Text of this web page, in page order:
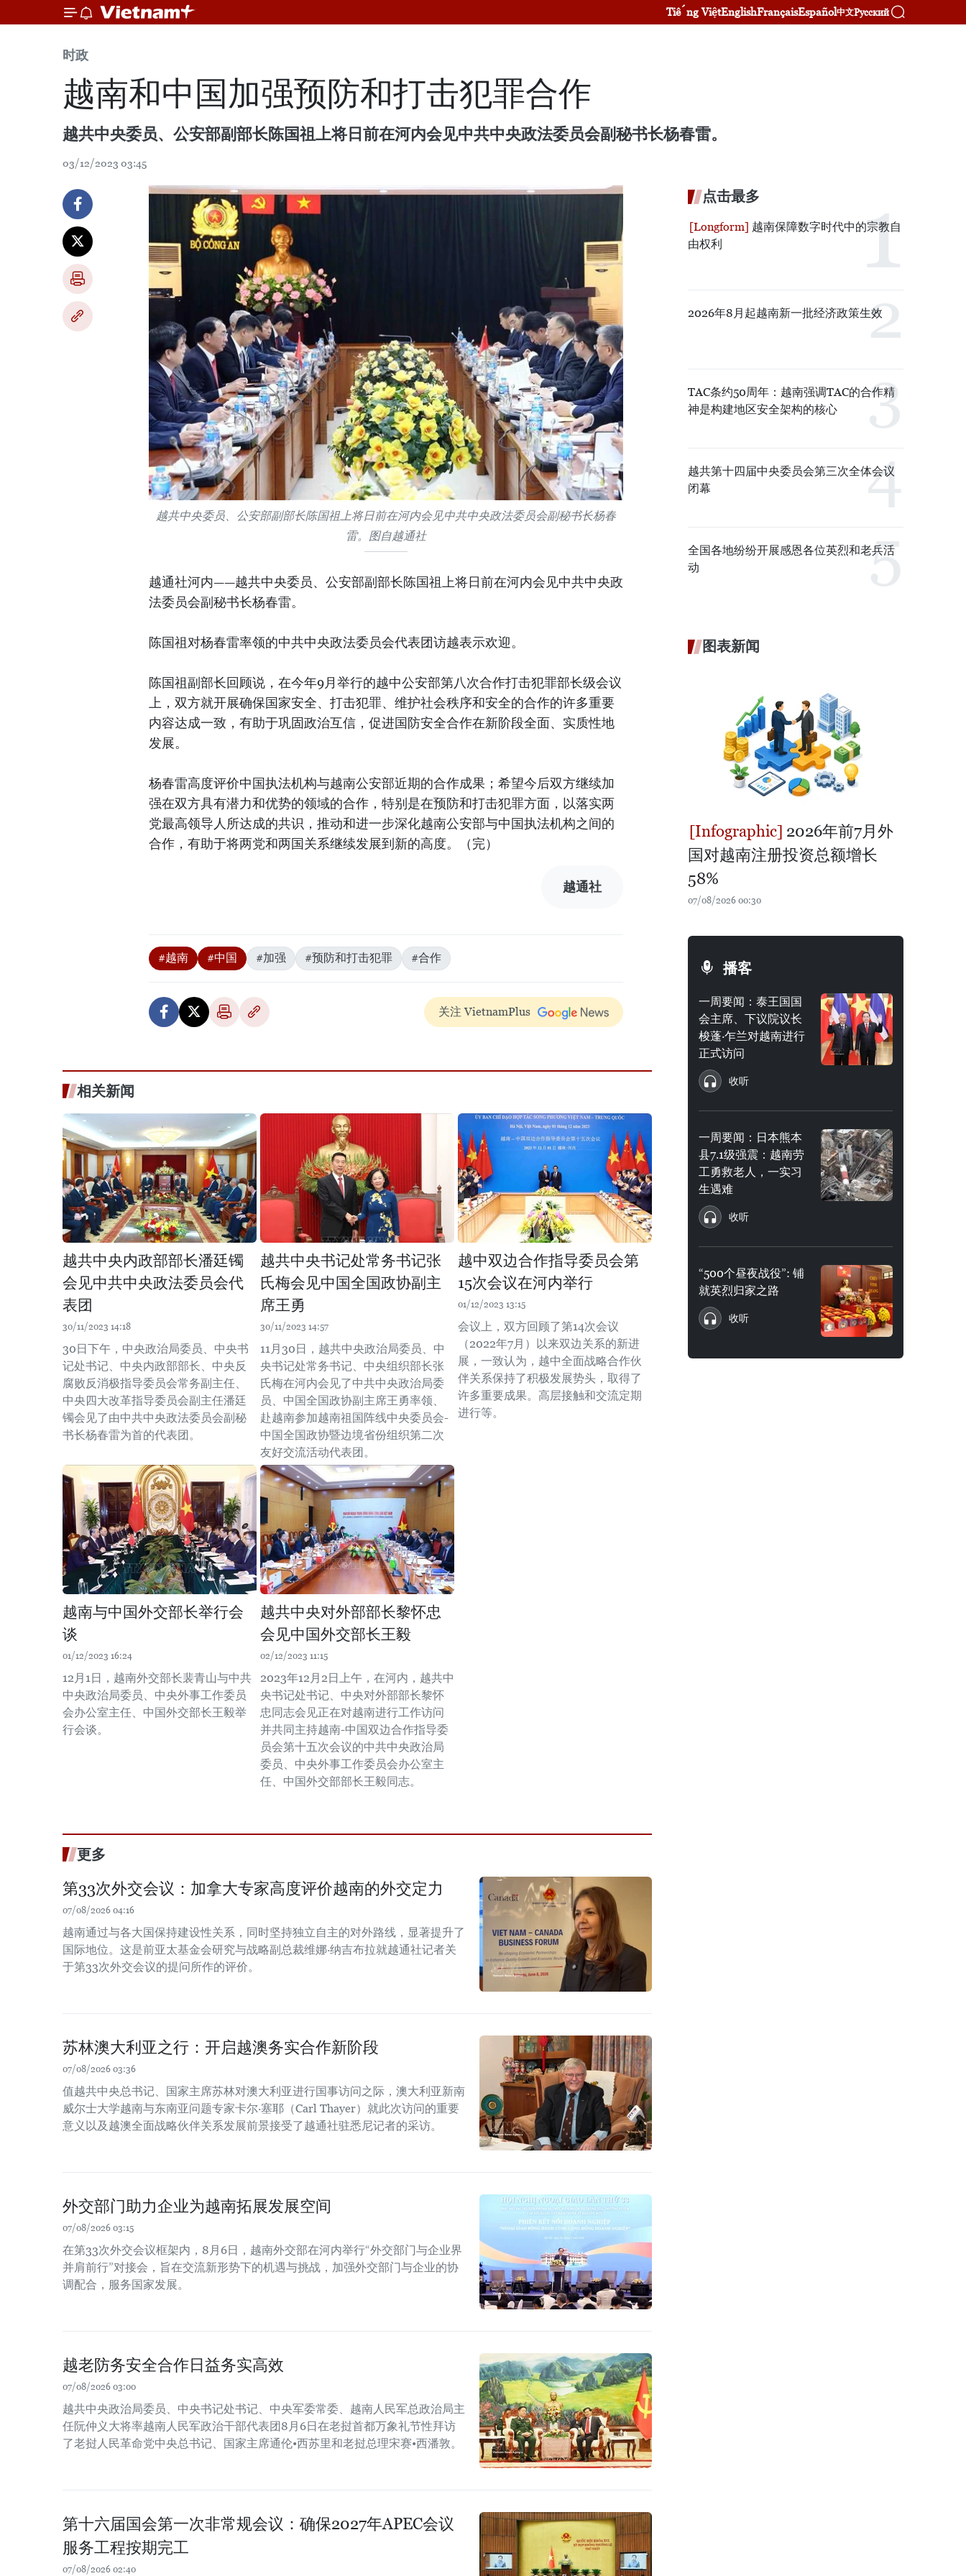
Tiếng ViệtEnglishFrançaisEspañol中文Русский
时政
越南和中国加强预防和打击犯罪合作
越共中央委员、公安部副部长陈国祖上将日前在河内会见中共中央政法委员会副秘书长杨春雷。
03/12/2023 03:45
越共中央委员、公安部副部长陈国祖上将日前在河内会见中共中央政法委员会副秘书长杨春
雷。图自越通社
越通社河内——越共中央委员、公安部副部长陈国祖上将日前在河内会见中共中央政
法委员会副秘书长杨春雷。
陈国祖对杨春雷率领的中共中央政法委员会代表团访越表示欢迎。
陈国祖副部长回顾说，在今年9月举行的越中公安部第八次合作打击犯罪部长级会议
上，双方就开展确保国家安全、打击犯罪、维护社会秩序和安全的合作的许多重要
内容达成一致，有助于巩固政治互信，促进国防安全合作在新阶段全面、实质性地
发展。
杨春雷高度评价中国执法机构与越南公安部近期的合作成果；希望今后双方继续加
强在双方具有潜力和优势的领域的合作，特别是在预防和打击犯罪方面，以落实两
党最高领导人所达成的共识，推动和进一步深化越南公安部与中国执法机构之间的
合作，有助于将两党和两国关系继续发展到新的高度。（完）
越通社
#越南 #中国 #加强 #预防和打击犯罪 #合作
关注 VietnamPlus
相关新闻
越共中央内政部部长潘廷镯
会见中共中央政法委员会代
表团
30/11/2023 14:18
30日下午，中央政治局委员、中央书
记处书记、中央内政部部长、中央反
腐败反消极指导委员会常务副主任、
中央四大改革指导委员会副主任潘廷
镯会见了由中共中央政法委员会副秘
书长杨春雷为首的代表团。
越共中央书记处常务书记张
氏梅会见中国全国政协副主
席王勇
30/11/2023 14:57
11月30日，越共中央政治局委员、中
央书记处常务书记、中央组织部长张
氏梅在河内会见了中共中央政治局委
员、中国全国政协副主席王勇率领、
赴越南参加越南祖国阵线中央委员会-
中国全国政协暨边境省份组织第二次
友好交流活动代表团。
越中双边合作指导委员会第
15次会议在河内举行
01/12/2023 13:15
会议上，双方回顾了第14次会议
（2022年7月）以来双边关系的新进
展，一致认为，越中全面战略合作伙
伴关系保持了积极发展势头，取得了
许多重要成果。高层接触和交流定期
进行等。
越南与中国外交部长举行会
谈
01/12/2023 16:24
12月1日，越南外交部长裴青山与中共
中央政治局委员、中央外事工作委员
会办公室主任、中国外交部长王毅举
行会谈。
越共中央对外部部长黎怀忠
会见中国外交部长王毅
02/12/2023 11:15
2023年12月2日上午，在河内，越共中
央书记处书记、中央对外部部长黎怀
忠同志会见正在对越南进行工作访问
并共同主持越南-中国双边合作指导委
员会第十五次会议的中共中央政治局
委员、中央外事工作委员会办公室主
任、中国外交部部长王毅同志。
更多
第33次外交会议：加拿大专家高度评价越南的外交定力
07/08/2026 04:16
越南通过与各大国保持建设性关系，同时坚持独立自主的对外路线，显著提升了
国际地位。这是前亚太基金会研究与战略副总裁维娜·纳吉布拉就越通社记者关
于第33次外交会议的提问所作的评价。
苏林澳大利亚之行：开启越澳务实合作新阶段
07/08/2026 03:36
值越共中央总书记、国家主席苏林对澳大利亚进行国事访问之际，澳大利亚新南
威尔士大学越南与东南亚问题专家卡尔·塞耶（Carl Thayer）就此次访问的重要
意义以及越澳全面战略伙伴关系发展前景接受了越通社驻悉尼记者的采访。
外交部门助力企业为越南拓展发展空间
07/08/2026 03:15
在第33次外交会议框架内，8月6日，越南外交部在河内举行“外交部门与企业界
并肩前行”对接会，旨在交流新形势下的机遇与挑战，加强外交部门与企业的协
调配合，服务国家发展。
越老防务安全合作日益务实高效
07/08/2026 03:00
越共中央政治局委员、中央书记处书记、中央军委常委、越南人民军总政治局主
任阮仲义大将率越南人民军政治干部代表团8月6日在老挝首都万象礼节性拜访
了老挝人民革命党中央总书记、国家主席通伦•西苏里和老挝总理宋赛•西潘敦。
第十六届国会第一次非常规会议：确保2027年APEC会议
服务工程按期完工
07/08/2026 02:40
点击最多
越南保障数字时代中的宗教自
由权利
2026年8月起越南新一批经济政策生效
TAC条约50周年：越南强调TAC的合作精
神是构建地区安全架构的核心
越共第十四届中央委员会第三次全体会议
闭幕
全国各地纷纷开展感恩各位英烈和老兵活
动
图表新闻
2026年前7月外
国对越南注册投资总额增长
58%
07/08/2026 00:30
播客
一周要闻：泰王国国
会主席、下议院议长
梭蓬·乍兰对越南进行
正式访问
收听
一周要闻：日本熊本
县7.1级强震：越南劳
工勇救老人，一实习
生遇难
收听
“500个昼夜战役”: 铺
就英烈归家之路
收听